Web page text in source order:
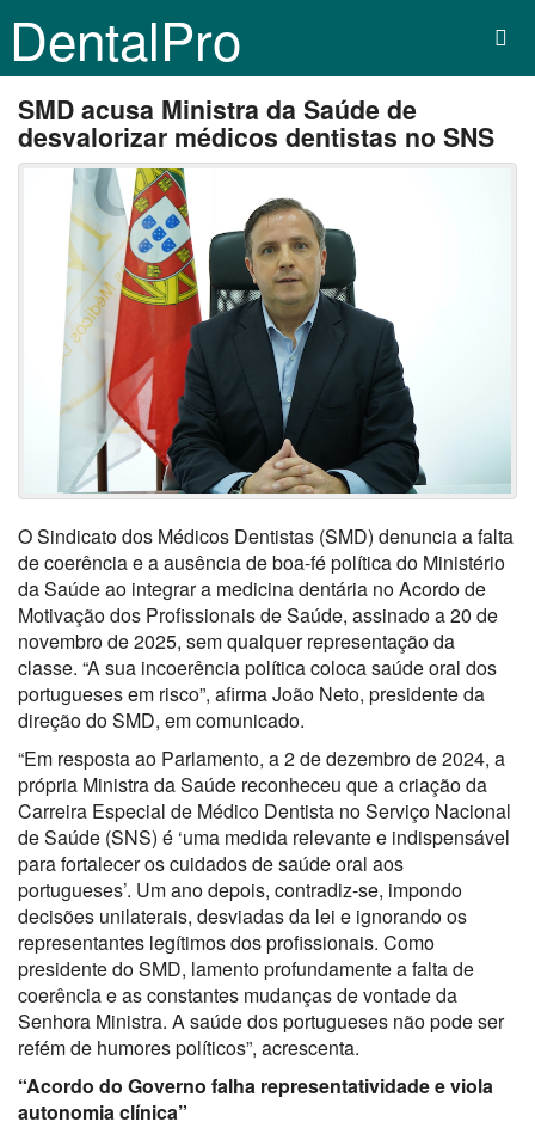
DentalPro
SMD acusa Ministra da Saúde de
desvalorizar médicos dentistas no SNS
O Sindicato dos Médicos Dentistas (SMD) denuncia a falta
de coerência e a ausência de boa-fé política do Ministério
da Saúde ao integrar a medicina dentária no Acordo de
Motivação dos Profissionais de Saúde, assinado a 20 de
novembro de 2025, sem qualquer representação da
classe. “A sua incoerência política coloca saúde oral dos
portugueses em risco”, afirma João Neto, presidente da
direção do SMD, em comunicado.
“Em resposta ao Parlamento, a 2 de dezembro de 2024, a
própria Ministra da Saúde reconheceu que a criação da
Carreira Especial de Médico Dentista no Serviço Nacional
de Saúde (SNS) é ‘uma medida relevante e indispensável
para fortalecer os cuidados de saúde oral aos
portugueses’. Um ano depois, contradiz-se, impondo
decisões unilaterais, desviadas da lei e ignorando os
representantes legítimos dos profissionais. Como
presidente do SMD, lamento profundamente a falta de
coerência e as constantes mudanças de vontade da
Senhora Ministra. A saúde dos portugueses não pode ser
refém de humores políticos”, acrescenta.
“Acordo do Governo falha representatividade e viola
autonomia clínica”